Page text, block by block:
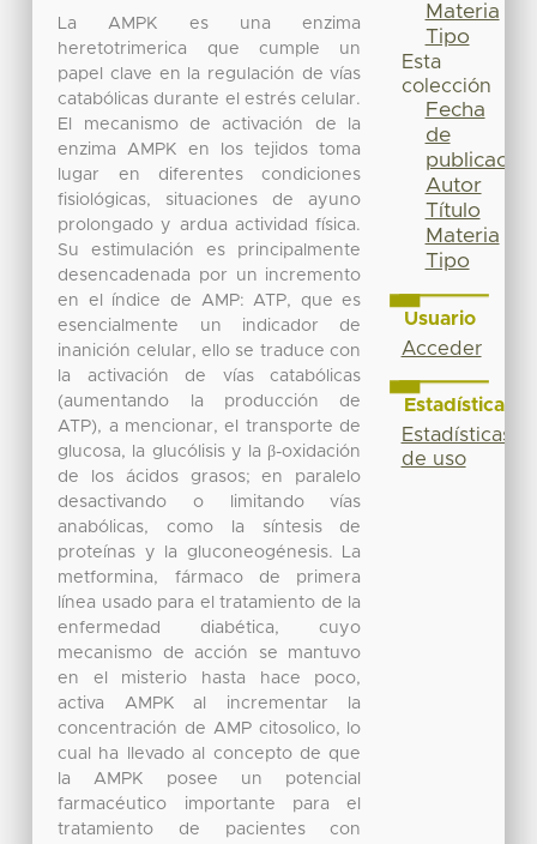
La AMPK es una enzima
heretotrimerica que cumple un
papel clave en la regulación de vías
catabólicas durante el estrés celular.
El mecanismo de activación de la
enzima AMPK en los tejidos toma
lugar en diferentes condiciones
fisiológicas, situaciones de ayuno
prolongado y ardua actividad física.
Su estimulación es principalmente
desencadenada por un incremento
en el índice de AMP: ATP, que es
esencialmente un indicador de
inanición celular, ello se traduce con
la activación de vías catabólicas
(aumentando la producción de
ATP), a mencionar, el transporte de
glucosa, la glucólisis y la β-oxidación
de los ácidos grasos; en paralelo
desactivando o limitando vías
anabólicas, como la síntesis de
proteínas y la gluconeogénesis. La
metformina, fármaco de primera
línea usado para el tratamiento de la
enfermedad diabética, cuyo
mecanismo de acción se mantuvo
en el misterio hasta hace poco,
activa AMPK al incrementar la
concentración de AMP citosolico, lo
cual ha llevado al concepto de que
la AMPK posee un potencial
farmacéutico importante para el
tratamiento de pacientes con
Materia
Tipo
Esta
colección
Fecha
de
publicación
Autor
Título
Materia
Tipo
Usuario
Acceder
Estadísticas
Estadísticas
de uso